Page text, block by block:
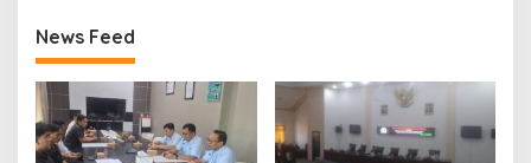
News Feed